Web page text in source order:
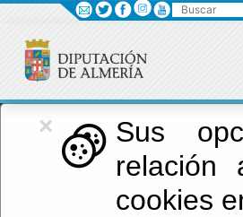
×
Sus
relación
cookies
Diputación
Menú
Buscar